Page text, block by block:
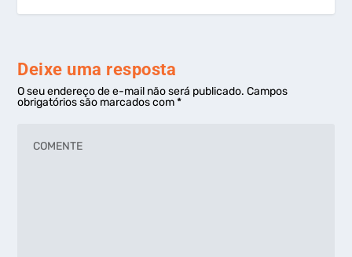
Deixe uma resposta
O seu endereço de e-mail não será publicado. Campos
obrigatórios são marcados com*